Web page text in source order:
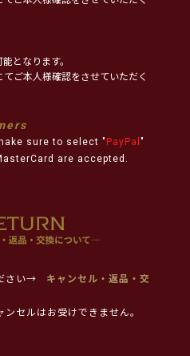
となります。
ご本人様確認をさせていただく
sure to select " PayPal "
are accepted.
さい→
キャンセル・返品・交
セルはお受けできません。